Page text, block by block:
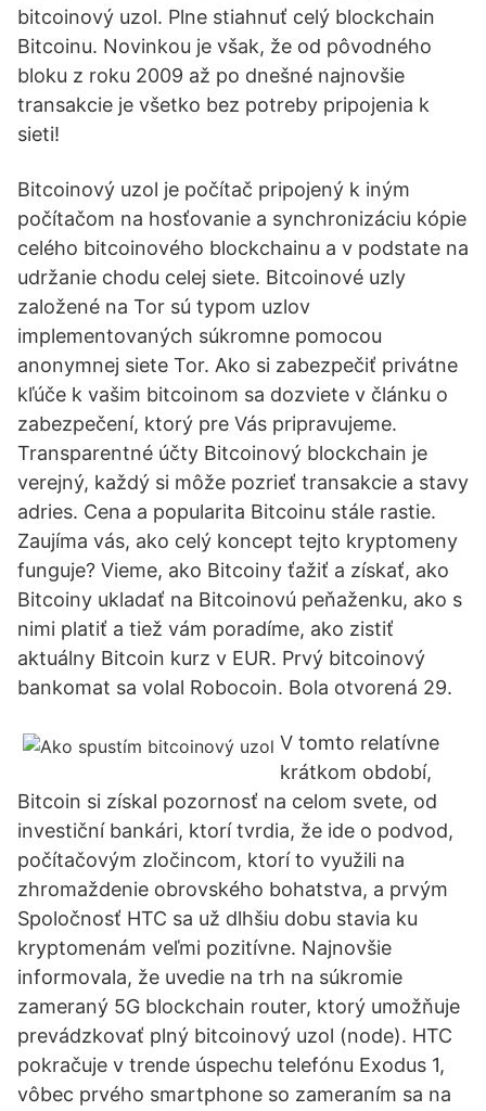
bitcoinový uzol. Plne stiahnuť celý blockchain
Bitcoinu. Novinkou je však, že od pôvodného
bloku z roku 2009 až po dnešné najnovšie
transakcie je všetko bez potreby pripojenia k
sieti!
Bitcoinový uzol je počítač pripojený k iným
počítačom na hosťovanie a synchronizáciu kópie
celého bitcoinového blockchainu a v podstate na
udržanie chodu celej siete. Bitcoinové uzly
založené na Tor sú typom uzlov
implementovaných súkromne pomocou
anonymnej siete Tor. Ako si zabezpečiť privátne
kľúče k vašim bitcoinom sa dozviete v článku o
zabezpečení, ktorý pre Vás pripravujeme.
Transparentné účty Bitcoinový blockchain je
verejný, každý si môže pozrieť transakcie a stavy
adries. Cena a popularita Bitcoinu stále rastie.
Zaujíma vás, ako celý koncept tejto kryptomeny
funguje? Vieme, ako Bitcoiny ťažiť a získať, ako
Bitcoiny ukladať na Bitcoinovú peňaženku, ako s
nimi platiť a tiež vám poradíme, ako zistiť
aktuálny Bitcoin kurz v EUR. Prvý bitcoinový
bankomat sa volal Robocoin. Bola otvorená 29.
V tomto relatívne
krátkom období,
Bitcoin si získal pozornosť na celom svete, od
investiční bankári, ktorí tvrdia, že ide o podvod,
počítačovým zločincom, ktorí to využili na
zhromaždenie obrovského bohatstva, a prvým
Spoločnosť HTC sa už dlhšiu dobu stavia ku
kryptomenám veľmi pozitívne. Najnovšie
informovala, že uvedie na trh na súkromie
zameraný 5G blockchain router, ktorý umožňuje
prevádzkovať plný bitcoinový uzol (node). HTC
pokračuje v trende úspechu telefónu Exodus 1,
vôbec prvého smartphone so zameraním sa na